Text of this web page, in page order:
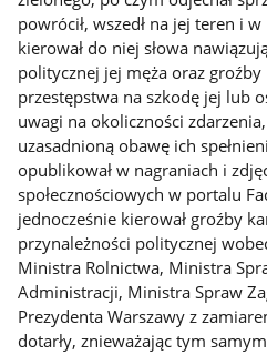
powrócił, wszedł na jej teren i
kierował do niej słowa
politycznej jej męża oraz groźby
przestępstwa na szkodę jej lub
uwagi na okoliczności
uzasadnioną obawę ich
opublikował w nagraniach i
społecznościowych w portalu
jednocześnie kierował groźby
przynależności politycznej
Ministra Rolnictwa, Ministra
Administracji, Ministra Spraw
Prezydenta Warszawy z
dotarły, znieważając tym